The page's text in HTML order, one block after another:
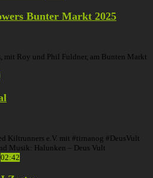
Bunter Markt 2025
mit Roy und Phil Fuldner, am Bunten Markt
Kiltrunners e.V. mit #tirnanog #DeusVult
Musik: Halunken – Deus Vult
02:42